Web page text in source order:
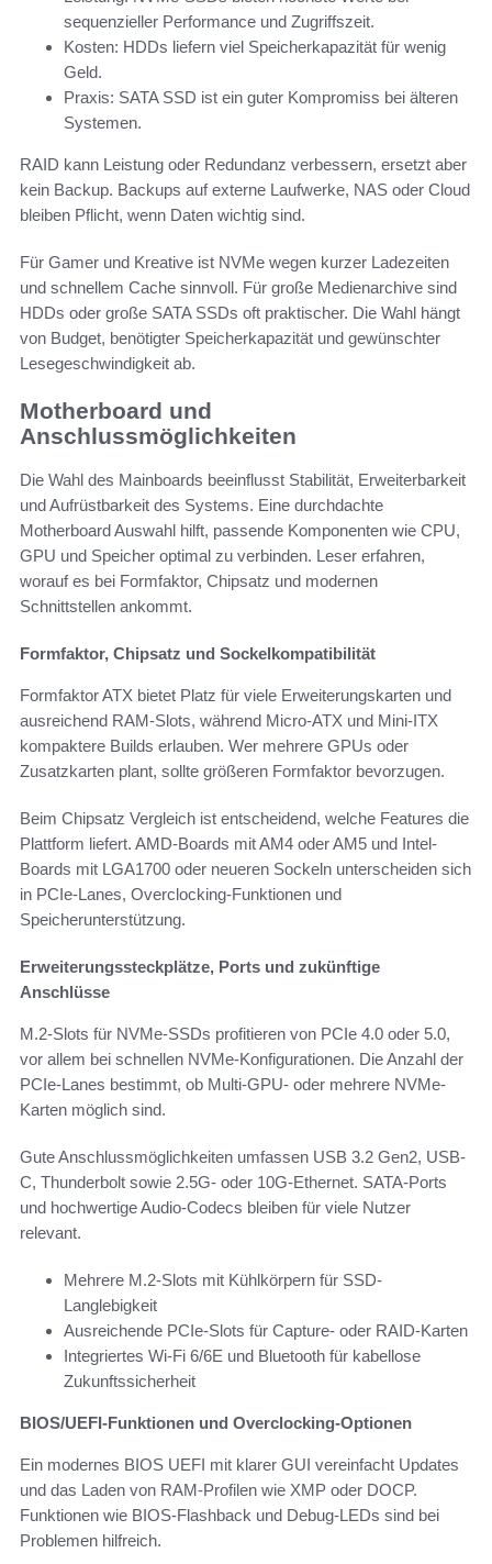
sequenzieller Performance und Zugriffszeit.
Kosten: HDDs liefern viel Speicherkapazität für wenig
Geld.
Praxis: SATA SSD ist ein guter Kompromiss bei älteren
Systemen.
RAID kann Leistung oder Redundanz verbessern, ersetzt aber
kein Backup. Backups auf externe Laufwerke, NAS oder Cloud
bleiben Pflicht, wenn Daten wichtig sind.
Für Gamer und Kreative ist NVMe wegen kurzer Ladezeiten
und schnellem Cache sinnvoll. Für große Medienarchive sind
HDDs oder große SATA SSDs oft praktischer. Die Wahl hängt
von Budget, benötigter Speicherkapazität und gewünschter
Lesegeschwindigkeit ab.
Motherboard und
Anschlussmöglichkeiten
Die Wahl des Mainboards beeinflusst Stabilität, Erweiterbarkeit
und Aufrüstbarkeit des Systems. Eine durchdachte
Motherboard Auswahl hilft, passende Komponenten wie CPU,
GPU und Speicher optimal zu verbinden. Leser erfahren,
worauf es bei Formfaktor, Chipsatz und modernen
Schnittstellen ankommt.
Formfaktor, Chipsatz und Sockelkompatibilität
Formfaktor ATX bietet Platz für viele Erweiterungskarten und
ausreichend RAM-Slots, während Micro-ATX und Mini-ITX
kompaktere Builds erlauben. Wer mehrere GPUs oder
Zusatzkarten plant, sollte größeren Formfaktor bevorzugen.
Beim Chipsatz Vergleich ist entscheidend, welche Features die
Plattform liefert. AMD-Boards mit AM4 oder AM5 und Intel-
Boards mit LGA1700 oder neueren Sockeln unterscheiden sich
in PCIe-Lanes, Overclocking-Funktionen und
Speicherunterstützung.
Erweiterungssteckplätze, Ports und zukünftige
Anschlüsse
M.2-Slots für NVMe-SSDs profitieren von PCIe 4.0 oder 5.0,
vor allem bei schnellen NVMe-Konfigurationen. Die Anzahl der
PCIe-Lanes bestimmt, ob Multi-GPU- oder mehrere NVMe-
Karten möglich sind.
Gute Anschlussmöglichkeiten umfassen USB 3.2 Gen2, USB-
C, Thunderbolt sowie 2.5G- oder 10G-Ethernet. SATA-Ports
und hochwertige Audio-Codecs bleiben für viele Nutzer
relevant.
Mehrere M.2-Slots mit Kühlkörpern für SSD-
Langlebigkeit
Ausreichende PCIe-Slots für Capture- oder RAID-Karten
Integriertes Wi-Fi 6/6E und Bluetooth für kabellose
Zukunftssicherheit
BIOS/UEFI-Funktionen und Overclocking-Optionen
Ein modernes BIOS UEFI mit klarer GUI vereinfacht Updates
und das Laden von RAM-Profilen wie XMP oder DOCP.
Funktionen wie BIOS-Flashback und Debug-LEDs sind bei
Problemen hilfreich.